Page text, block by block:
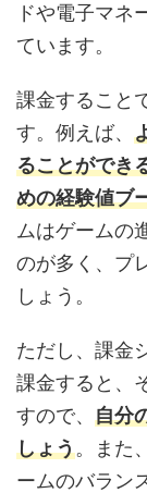
ドや電子マネ
ています。
課金すること
す。例えば、
ることができ
めの経験値ブ
ムはゲームの
のが多く、プ
しょう。
ただし、課金
課金すると、
すので、 自分
しょう。また
ームのバラン